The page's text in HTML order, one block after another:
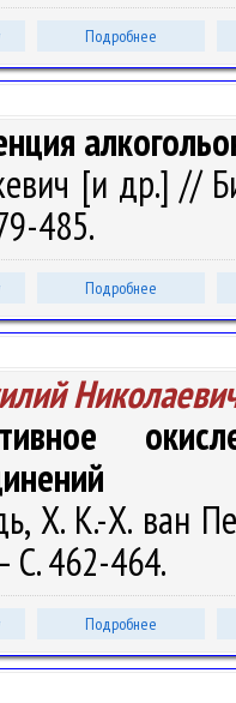
Подробнее
[и др.] //
485.
Подробнее
Х. К.-Х. ван
С. 462-464.
Подробнее